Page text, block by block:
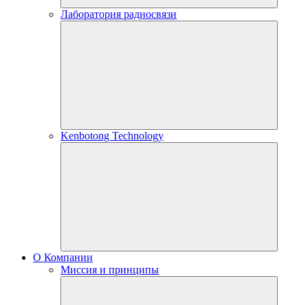
Лаборатория радиосвязи
Kenbotong Technology
О Компании
Миссия и принципы